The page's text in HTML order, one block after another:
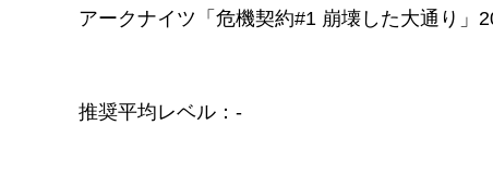
アークナイツ「危機契約#1 崩壊した大通り」
推奨平均レベル：-